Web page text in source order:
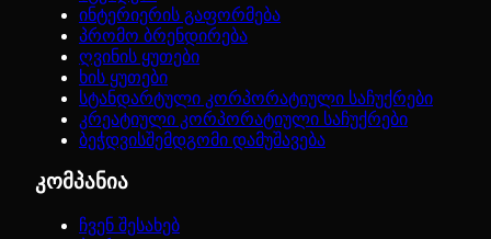
ინტერიერის გაფორმება
პრომო ბრენდირება
ღვინის ყუთები
ხის ყუთები
სტანდარტული კორპორატიული საჩუქრები
კრეატიული კორპორატიული საჩუქრები
ბეჭდვისშემდგომი დამუშავება
კომპანია
ჩვენ შესახებ